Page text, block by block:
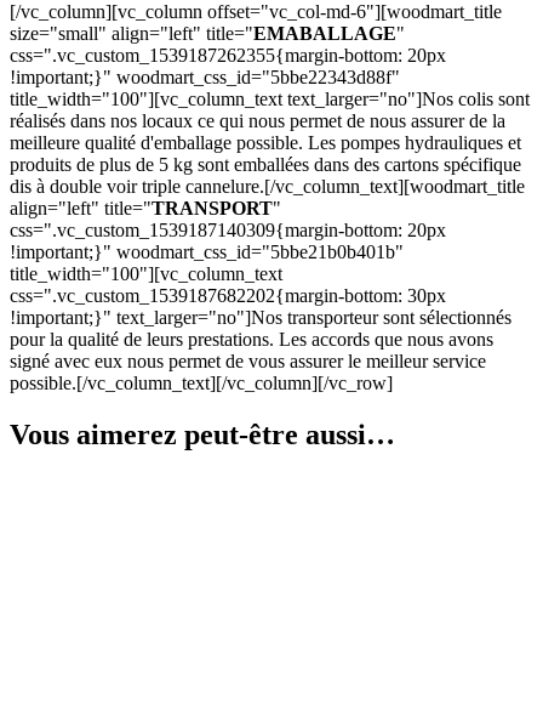
[/vc_column][vc_column offset="vc_col-md-6"][woodmart_title
size="small" align="left" title="EMABALLAGE"
css=".vc_custom_1539187262355{margin-bottom: 20px
!important;}" woodmart_css_id="5bbe22343d88f"
title_width="100"][vc_column_text text_larger="no"]Nos colis sont
réalisés dans nos locaux ce qui nous permet de nous assurer de la
meilleure qualité d'emballage possible. Les pompes hydrauliques et
produits de plus de 5 kg sont emballées dans des cartons spécifique
dis à double voir triple cannelure.[/vc_column_text][woodmart_title
align="left" title="TRANSPORT"
css=".vc_custom_1539187140309{margin-bottom: 20px
!important;}" woodmart_css_id="5bbe21b0b401b"
title_width="100"][vc_column_text
css=".vc_custom_1539187682202{margin-bottom: 30px
!important;}" text_larger="no"]Nos transporteur sont sélectionnés
pour la qualité de leurs prestations. Les accords que nous avons
signé avec eux nous permet de vous assurer le meilleur service
possible.[/vc_column_text][/vc_column][/vc_row]
Vous aimerez peut-être aussi…